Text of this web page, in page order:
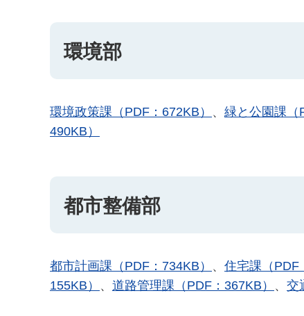
環境部
環境政策課（PDF：672KB） 、 緑と公園課（
490KB）
都市整備部
都市計画課（PDF：734KB） 、 住宅課（PDF
155KB） 、 道路管理課（PDF：367KB） 、 交